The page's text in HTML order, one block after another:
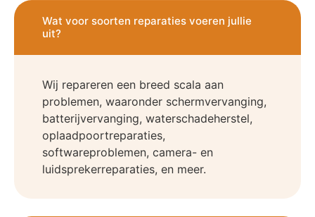
Wat voor soorten reparaties voeren jullie
uit?
Wij repareren een breed scala aan
problemen, waaronder schermvervanging,
batterijvervanging, waterschadeherstel,
oplaadpoortreparaties,
softwareproblemen, camera- en
luidsprekerreparaties, en meer.